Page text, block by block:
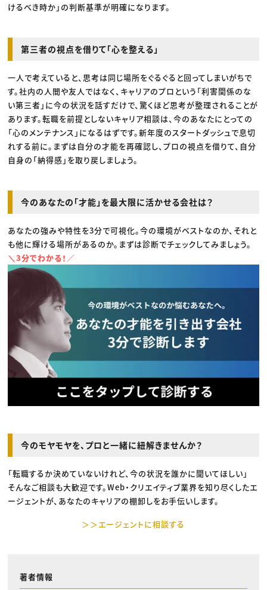
けるべき時か」の判断基準が明確になります。
第三者の視点を借りて「心を整える」
一人で考えていると、思考は同じ場所をぐるぐると回ってしまいがちで
す。社内の人間や友人ではなく、キャリアのプロという「利害関係のな
い第三者」に今の状況を話すだけで、驚くほど思考が整理されることが
あります。転職を前提としないキャリア相談は、今のあなたにとっての
「心のメンテナンス」になるはずです。新年度のスタートダッシュで息切
れする前に。まずは自分の才能を再確認し、プロの視点を借りて、自分
自身の「納得感」を取り戻しましょう。
今のあなたの「才能」を最大限に活かせる会社は？
あなたの強みや特性を3分で可視化。今の環境がベストなのか、それと
も他に輝ける場所があるのか。まずは診断でチェックしてみましょう。
＼3分でわかる！／
今のモヤモヤを、プロと一緒に紐解きませんか？
「転職するか決めていないけれど、今の状況を誰かに聞いてほしい」
そんなご相談も大歓迎です。Web・クリエイティブ業界を知り尽くしたエ
ージェントが、あなたのキャリアの棚卸しをお手伝いします。
＞＞エージェントに相談する
著者情報